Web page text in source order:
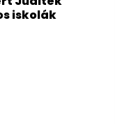
iskolák